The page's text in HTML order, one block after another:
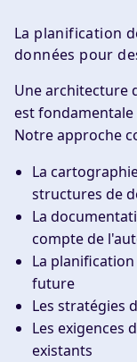
La planification
données pour
Une architecture
est
Notre approche
La
structures de
La
compte de
La
future
Les stratégies
Les exigences
existants